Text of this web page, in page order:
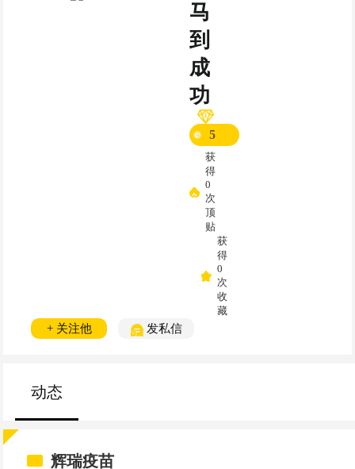
马
到
成
功
5
获
得
0
次
顶
贴
获
得
0
次
收
藏
+ 关注他 发私信
动态
辉瑞疫苗